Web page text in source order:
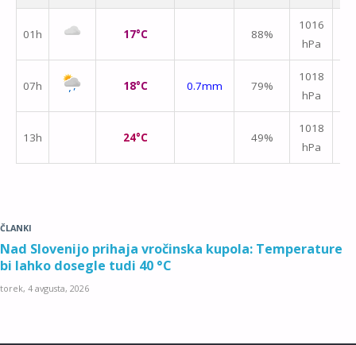
01h 17°C 88%
1016
hPa
07h 18°C 0.7mm 79%
1018
hPa
13h 24°C 49%
1018
hPa
ČLANKI
Nad Slovenijo prihaja vročinska kupola: Temperature
bi lahko dosegle tudi 40 °C
torek, 4 avgusta, 2026